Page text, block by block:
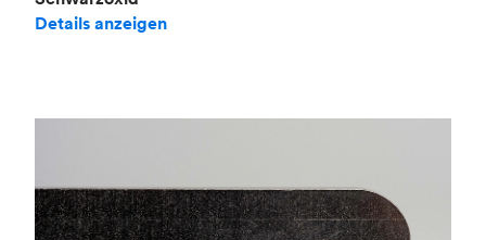
Details anzeigen